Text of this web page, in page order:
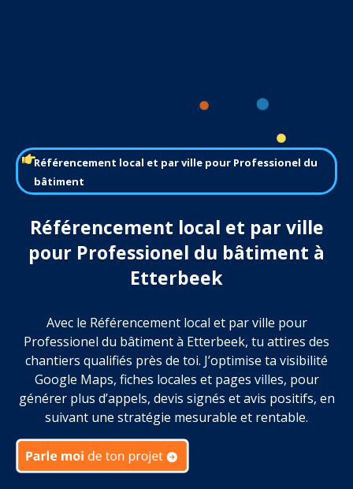
Référencement local et par ville pour Professionel du
bâtiment
Référencement local et par ville
pour Professionel du bâtiment à
Etterbeek
Avec le Référencement local et par ville pour
Professionel du bâtiment à Etterbeek, tu attires des
chantiers qualifiés près de toi. J’optimise ta visibilité
Google Maps, fiches locales et pages villes, pour
générer plus d’appels, devis signés et avis positifs, en
suivant une stratégie mesurable et rentable.